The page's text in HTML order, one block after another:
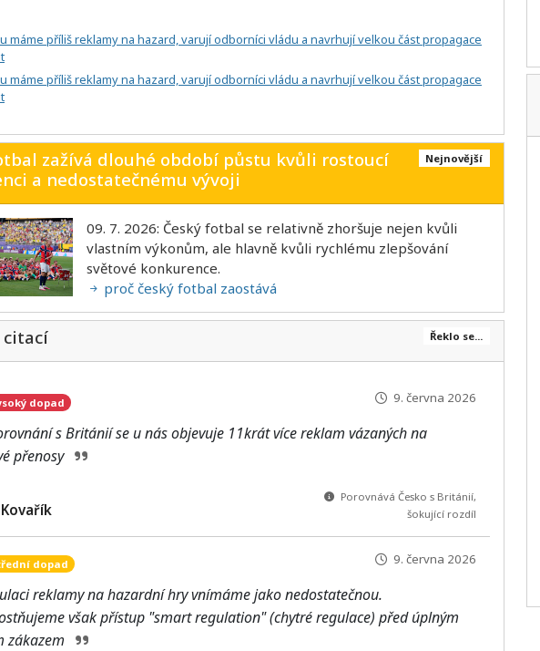
máme příliš reklamy na hazard, varují odborníci vládu a navrhují velkou část propagace
máme příliš reklamy na hazard, varují odborníci vládu a navrhují velkou část propagace
Nejnovější
zažívá dlouhé období půstu kvůli rostoucí
a nedostatečnému vývoji
09. 7. 2026: Český fotbal se relativně zhoršuje nejen kvůli
vlastním výkonům, ale hlavně kvůli rychlému zlepšování
světové konkurence.
proč český fotbal zaostává
Řeklo se...
citací
dopad 9. června 2026
s Británií se u nás objevuje 11krát více reklam vázaných na
přenosy
Porovnává Česko s Británií,
šokující rozdíl
dopad 9. června 2026
reklamy na hazardní hry vnímáme jako nedostatečnou.
však přístup "smart regulation" (chytré regulace) před úplným
zákazem